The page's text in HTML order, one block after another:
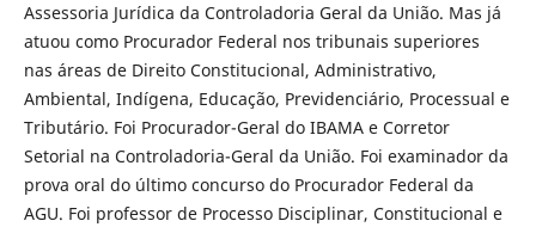
Assessoria Jurídica da Controladoria Geral da União. Mas já
atuou como Procurador Federal nos tribunais superiores
nas áreas de Direito Constitucional, Administrativo,
Ambiental, Indígena, Educação, Previdenciário, Processual e
Tributário. Foi Procurador-Geral do IBAMA e Corretor
Setorial na Controladoria-Geral da União. Foi examinador da
prova oral do último concurso do Procurador Federal da
AGU. Foi professor de Processo Disciplinar, Constitucional e